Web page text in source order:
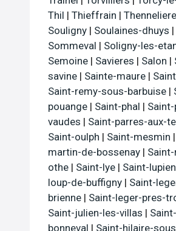
Thil | Thieffrain |
Souligny | Soulaines-dhuys |
Sommeval | Soligny-les-
Semoine | Savieres | Salon |
savine | Sainte-maure |
Saint-remy-sous-barbuise |
pouange | Saint-phal |
vaudes | Saint-parres-aux-
Saint-oulph | Saint-mesmin |
martin-de-bossenay |
othe | Saint-lye | Saint-lupien
loup-de-buffigny | Saint-
brienne | Saint-leger-pres-
Saint-julien-les-villas |
bonneval | Saint-hilaire-